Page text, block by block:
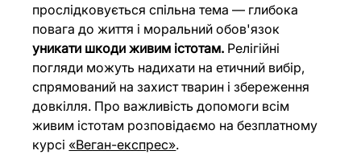
прослідковується спільна тема — глибока
повага до життя і моральний обов'язок
уникати шкоди живим істотам. Релігійні
погляди можуть надихати на етичний вибір,
спрямований на захист тварин і збереження
довкілля. Про важливість допомоги всім
живим істотам розповідаємо на безплатному
курсі «Веган-експрес».